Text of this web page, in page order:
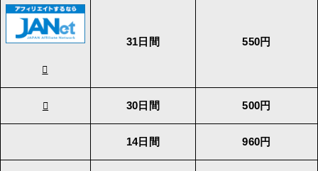
31日間 550円
30日間 500円
14日間 960円